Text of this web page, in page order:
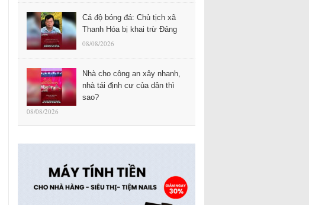
Cá độ bóng đá: Chủ tịch xã
Thanh Hóa bị khai trừ Đảng
08/08/2026
Nhà cho công an xây nhanh,
nhà tái định cư của dân thì
sao?
08/08/2026